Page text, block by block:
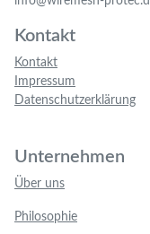
Kontakt
Kontakt
Impressum
Datenschutzerklärung
Unternehmen
Über uns
Philosophie